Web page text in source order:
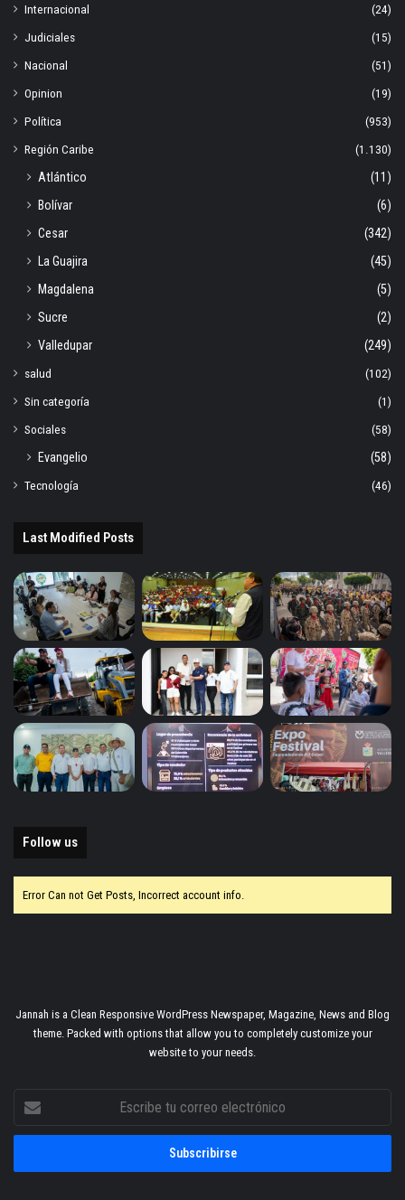
Internacional
(24)
Judiciales
(15)
Nacional
(51)
Opinion
(19)
Política
(953)
Región Caribe
(1.130)
Atlántico
(11)
Bolívar
(6)
Cesar
(342)
La Guajira
(45)
Magdalena
(5)
Sucre
(2)
Valledupar
(249)
salud
(102)
Sin categoría
(1)
Sociales
(58)
Evangelio
(58)
Tecnología
(46)
Last Modified Posts
Follow us
Error Can not Get Posts, Incorrect account info.
Jannah is a Clean Responsive WordPress Newspaper, Magazine, News and Blog
theme. Packed with options that allow you to completely customize your
website to your needs.
correo